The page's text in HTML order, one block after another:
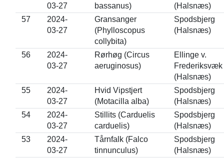
03-27
bassanus)
(Halsnæs)
57
2024-
03-27
Gransanger
(Phylloscopus
collybita)
Spodsbjerg
(Halsnæs)
56
2024-
03-27
Rørhøg (Circus
aeruginosus)
Ellinge v.
Frederiksvæk
(Halsnæs)
55
2024-
03-27
Hvid Vipstjert
(Motacilla alba)
Spodsbjerg
(Halsnæs)
54
2024-
03-27
Stillits (Carduelis
carduelis)
Spodsbjerg
(Halsnæs)
53
2024-
03-27
Tårnfalk (Falco
tinnunculus)
Spodsbjerg
(Halsnæs)